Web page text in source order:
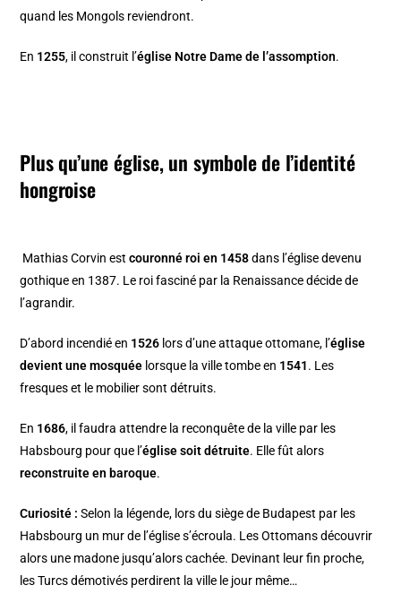
quand les Mongols reviendront.
En 1255, il construit l’église Notre Dame de l’assomption.
Plus qu’une église, un symbole de l’identité
hongroise
Mathias Corvin estcouronné roi en 1458dans l’église devenu
gothique en 1387. Le roi fasciné par la Renaissance décide de
l’agrandir.
D’abord incendié en 1526 lors d’une attaque ottomane, l’église
devient une mosquée lorsque la ville tombe en 1541. Les
fresques et le mobilier sont détruits.
En 1686, il faudra attendre la reconquête de la ville par les
Habsbourg pour que l’église soit détruite. Elle fût alors
reconstruite en baroque.
Curiosité :Selon la légende, lors du siège de Budapest par les
Habsbourg un mur de l’église s’écroula. Les Ottomans découvrir
alors une madone jusqu’alors cachée. Devinant leur fin proche,
les Turcs démotivés perdirent la ville le jour même…